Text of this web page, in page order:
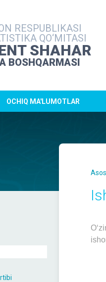
RESPUBLIKASI
QO‘MITASI
SHAHAR
BOSHQARMASI
OCHIQ MA'LUMOTLAR